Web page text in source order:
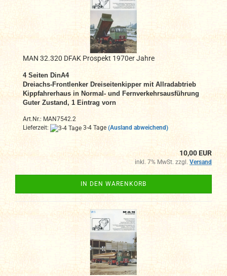
MAN 32.320 DFAK Prospekt 1970er Jahre
4 Seiten DinA4
Dreiachs-Frontlenker Dreiseitenkipper mit Allradabtrieb
Kippfahrerhaus in Normal- und Fernverkehrsausführung
Guter Zustand, 1 Eintrag vorn
Art.Nr.: MAN7542.2
Lieferzeit:
3-4 Tage (Ausland abweichend)
10,00 EUR
inkl. 7% MwSt. zzgl. Versand
IN DEN WARENKORB